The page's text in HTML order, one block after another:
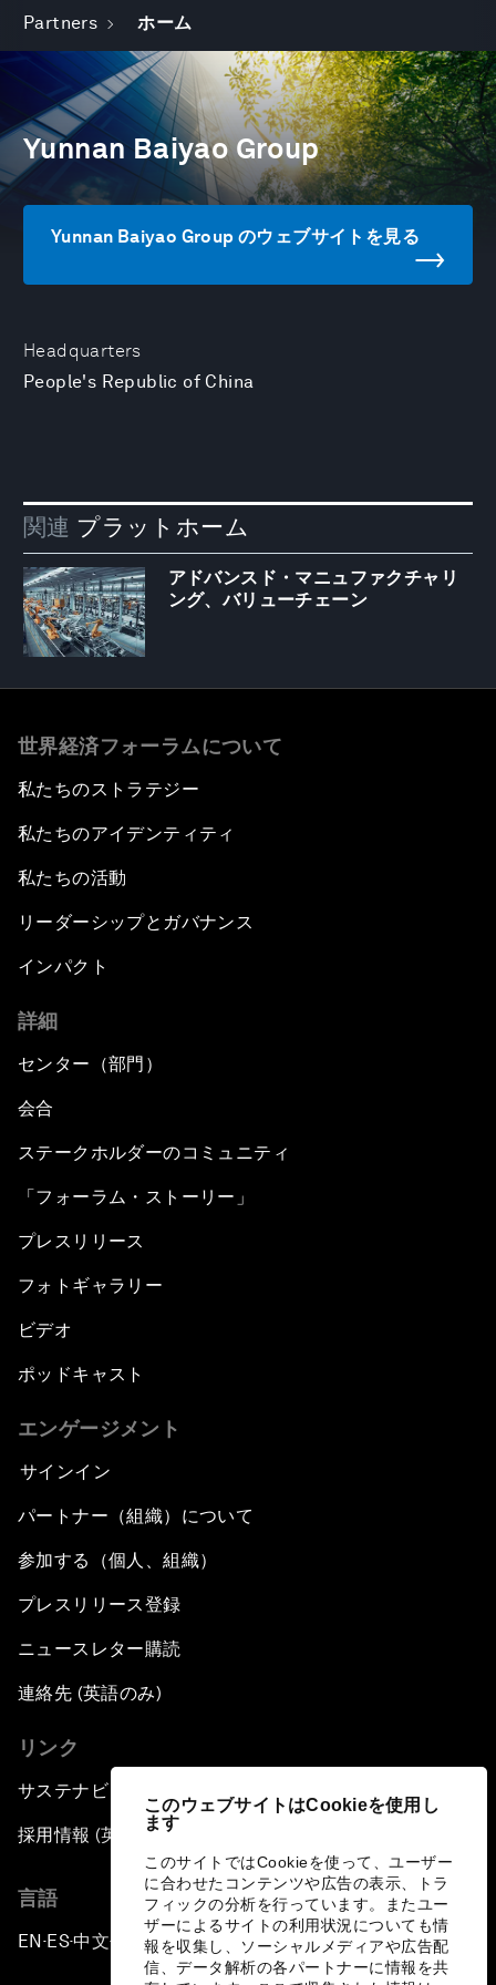
このウェブサイトはCookieを使用し
ます
このサイトではCookieを使って、ユーザー
に合わせたコンテンツや広告の表示、トラ
フィックの分析を行っています。またユー
ザーによるサイトの利用状況についても情
報を収集し、ソーシャルメディアや広告配
信、データ解析の各パートナーに情報を共
Partners ホーム
Headquarters
People's Republic of China
Yunnan Baiyao Group
Yunnan Baiyao Group のウェブサイトを見る
関連 プラットホーム
アドバンスド・マニュファクチャリ
ング、バリューチェーン
世界経済フォーラムについて
私たちのストラテジー
私たちのアイデンティティ
私たちの活動
リーダーシップとガバナンス
インパクト
詳細
センター（部門）
会合
ステークホルダーのコミュニティ
「フォーラム・ストーリー」
プレスリリース
フォトギャラリー
ビデオ
ポッドキャスト
エンゲージメント
サインイン
パートナー（組織）について
参加する（個人、組織）
プレスリリース登録
ニュースレター購読
連絡先 (英語のみ)
リンク
サステナビリティへの取り組み
採用情報 (英語のみ)
言語
EN ▪ES▪中文▪ 日本語